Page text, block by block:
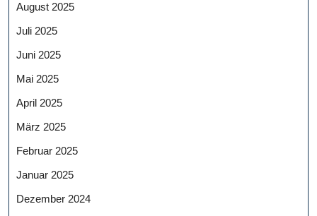
August 2025
Juli 2025
Juni 2025
Mai 2025
April 2025
März 2025
Februar 2025
Januar 2025
Dezember 2024